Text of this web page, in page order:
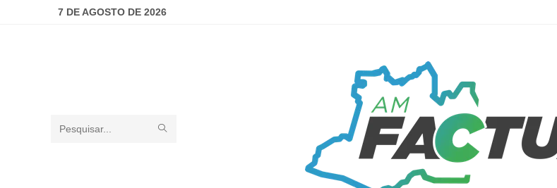
7 DE AGOSTO DE 2026
Pesquisar